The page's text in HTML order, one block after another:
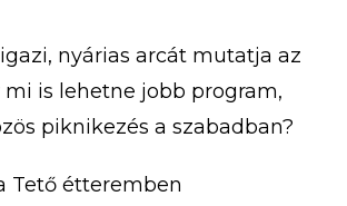
nyárias arcát mutatja az
mi is lehetne jobb program,
piknikezés a szabadban?
Tető étteremben